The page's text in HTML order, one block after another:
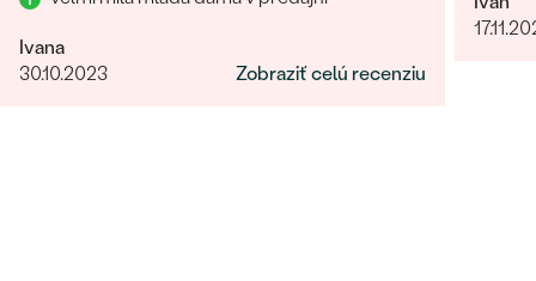
Ivana
30.10.2023
Zobraziť celú recenziu